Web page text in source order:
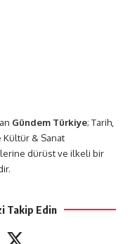
Gündem Türkiye; Tarih,
Kültür & Sanat
dürüst ve ilkeli bir
Takip Edin